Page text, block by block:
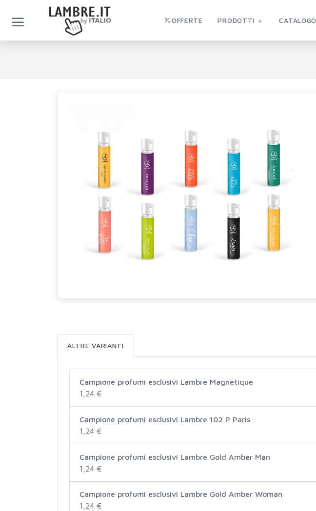
OFFERTE PRODOTTI CATALOGO
ALTRE VARIANTI
Campione profumi esclusivi Lambre Magnetique
1,24 €
Campione profumi esclusivi Lambre 102 P Paris
1,24 €
Campione profumi esclusivi Lambre Gold Amber Man
1,24 €
Campione profumi esclusivi Lambre Gold Amber Woman
1,24 €